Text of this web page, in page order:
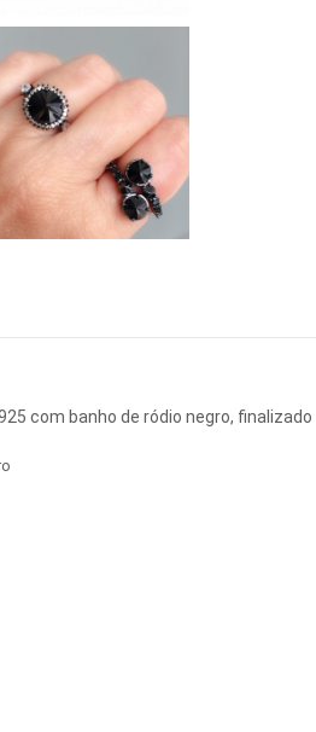
com banho de ródio negro,